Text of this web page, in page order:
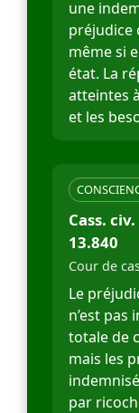
une
préjudice
même si
état. La
atteintes
et les
Cass. civ.
13.840
Cour de
Le
n’est pas
totale de
mais les
par